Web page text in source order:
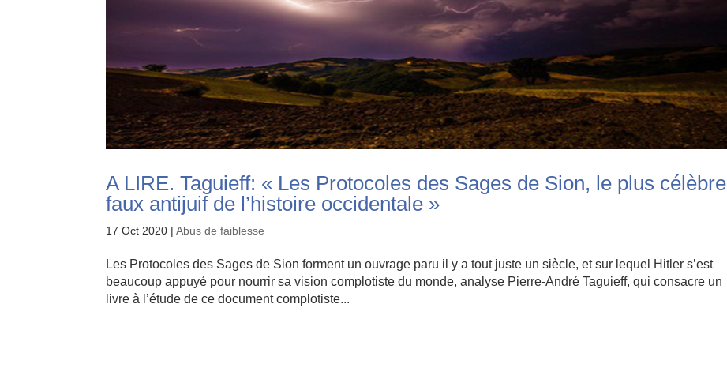
A LIRE. Taguieff: « Les Protocoles des Sages de Sion, le plus célèbre
faux antijuif de l’histoire occidentale »
17 Oct 2020 |Abus de faiblesse
Les Protocoles des Sages de Sion forment un ouvrage paru il y a tout juste un siècle, et sur lequel Hitler s’est
beaucoup appuyé pour nourrir sa vision complotiste du monde, analyse Pierre-André Taguieff, qui consacre un
livre à l’étude de ce document complotiste...